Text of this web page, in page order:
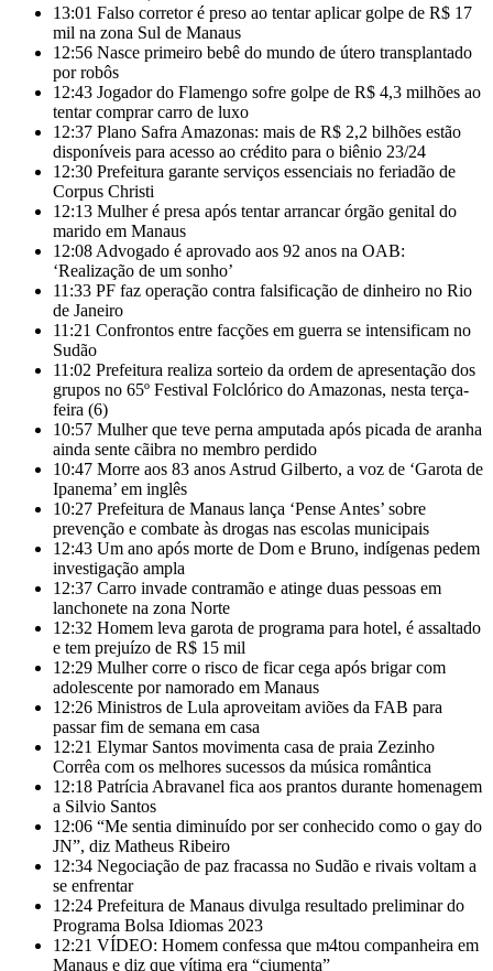
13:01 Falso corretor é preso ao tentar aplicar golpe de R$ 17
mil na zona Sul de Manaus
12:56 Nasce primeiro bebê do mundo de útero transplantado
por robôs
12:43 Jogador do Flamengo sofre golpe de R$ 4,3 milhões ao
tentar comprar carro de luxo
12:37 Plano Safra Amazonas: mais de R$ 2,2 bilhões estão
disponíveis para acesso ao crédito para o biênio 23/24
12:30 Prefeitura garante serviços essenciais no feriadão de
Corpus Christi
12:13 Mulher é presa após tentar arrancar órgão genital do
marido em Manaus
12:08 Advogado é aprovado aos 92 anos na OAB:
‘Realização de um sonho’
11:33 PF faz operação contra falsificação de dinheiro no Rio
de Janeiro
11:21 Confrontos entre facções em guerra se intensificam no
Sudão
11:02 Prefeitura realiza sorteio da ordem de apresentação dos
grupos no 65º Festival Folclórico do Amazonas, nesta terça-
feira (6)
10:57 Mulher que teve perna amputada após picada de aranha
ainda sente cãibra no membro perdido
10:47 Morre aos 83 anos Astrud Gilberto, a voz de ‘Garota de
Ipanema’ em inglês
10:27 Prefeitura de Manaus lança ‘Pense Antes’ sobre
prevenção e combate às drogas nas escolas municipais
12:43 Um ano após morte de Dom e Bruno, indígenas pedem
investigação ampla
12:37 Carro invade contramão e atinge duas pessoas em
lanchonete na zona Norte
12:32 Homem leva garota de programa para hotel, é assaltado
e tem prejuízo de R$ 15 mil
12:29 Mulher corre o risco de ficar cega após brigar com
adolescente por namorado em Manaus
12:26 Ministros de Lula aproveitam aviões da FAB para
passar fim de semana em casa
12:21 Elymar Santos movimenta casa de praia Zezinho
Corrêa com os melhores sucessos da música romântica
12:18 Patrícia Abravanel fica aos prantos durante homenagem
a Silvio Santos
12:06 “Me sentia diminuído por ser conhecido como o gay do
JN”, diz Matheus Ribeiro
12:34 Negociação de paz fracassa no Sudão e rivais voltam a
se enfrentar
12:24 Prefeitura de Manaus divulga resultado preliminar do
Programa Bolsa Idiomas 2023
12:21 VÍDEO: Homem confessa que m4tou companheira em
Manaus e diz que vítima era “ciumenta”